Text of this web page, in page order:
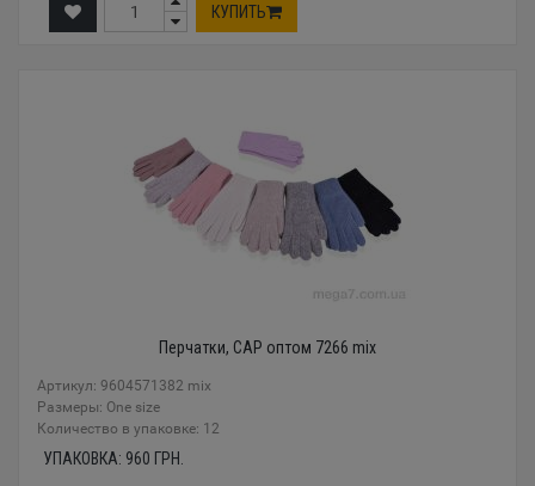
КУПИТЬ
Перчатки, CAP оптом 7266 mix
Артикул: 9604571382 mix
Размеры: One size
Количество в упаковке: 12
УПАКОВКА: 960 ГРН.